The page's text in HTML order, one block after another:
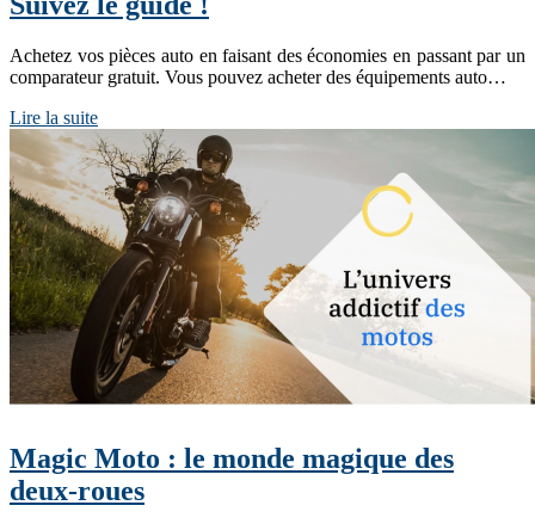
Achetez vos pièces auto en faisant des économies en passant par un
comparateur gratuit. Vous pouvez acheter des équipements auto…
Lire la suite
Magic Moto : le monde magique des
deux-roues